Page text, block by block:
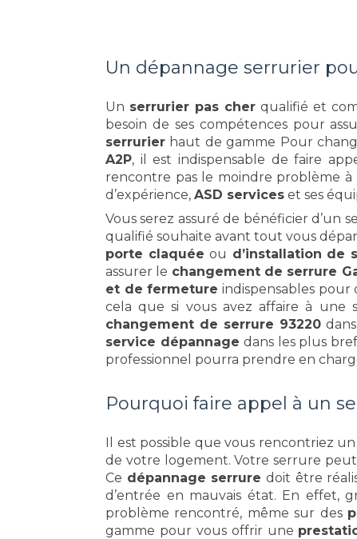
Un dépannage serrurier
Un serrurier pas cher qualifié et
besoin de ses compétences pour
serrurier haut de gamme Pour
A2P, il est indispensable de faire
rencontre pas le moindre problème à
d’expérience, ASD services et ses
Vous serez assuré de bénéficier d’un
qualifié souhaite avant tout vous
porte claquée ou d’installation de
assurer le changement de serrure
et de fermeture indispensables pour
cela que si vous avez affaire à une
changement de serrure 93220dans
service dépannagedans les plus
professionnel pourra prendre en
Pourquoi faire appel à un
Il est possible que vous rencontriez un
de votre logement. Votre serrure
Ce dépannage serrure doit être
d’entrée en mauvais état. En effet,
problème rencontré, même sur des
gamme pour vous offrir une